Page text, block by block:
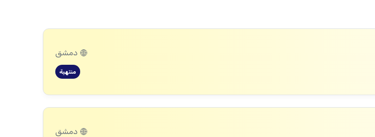
دمشق
منتهية
دمشق